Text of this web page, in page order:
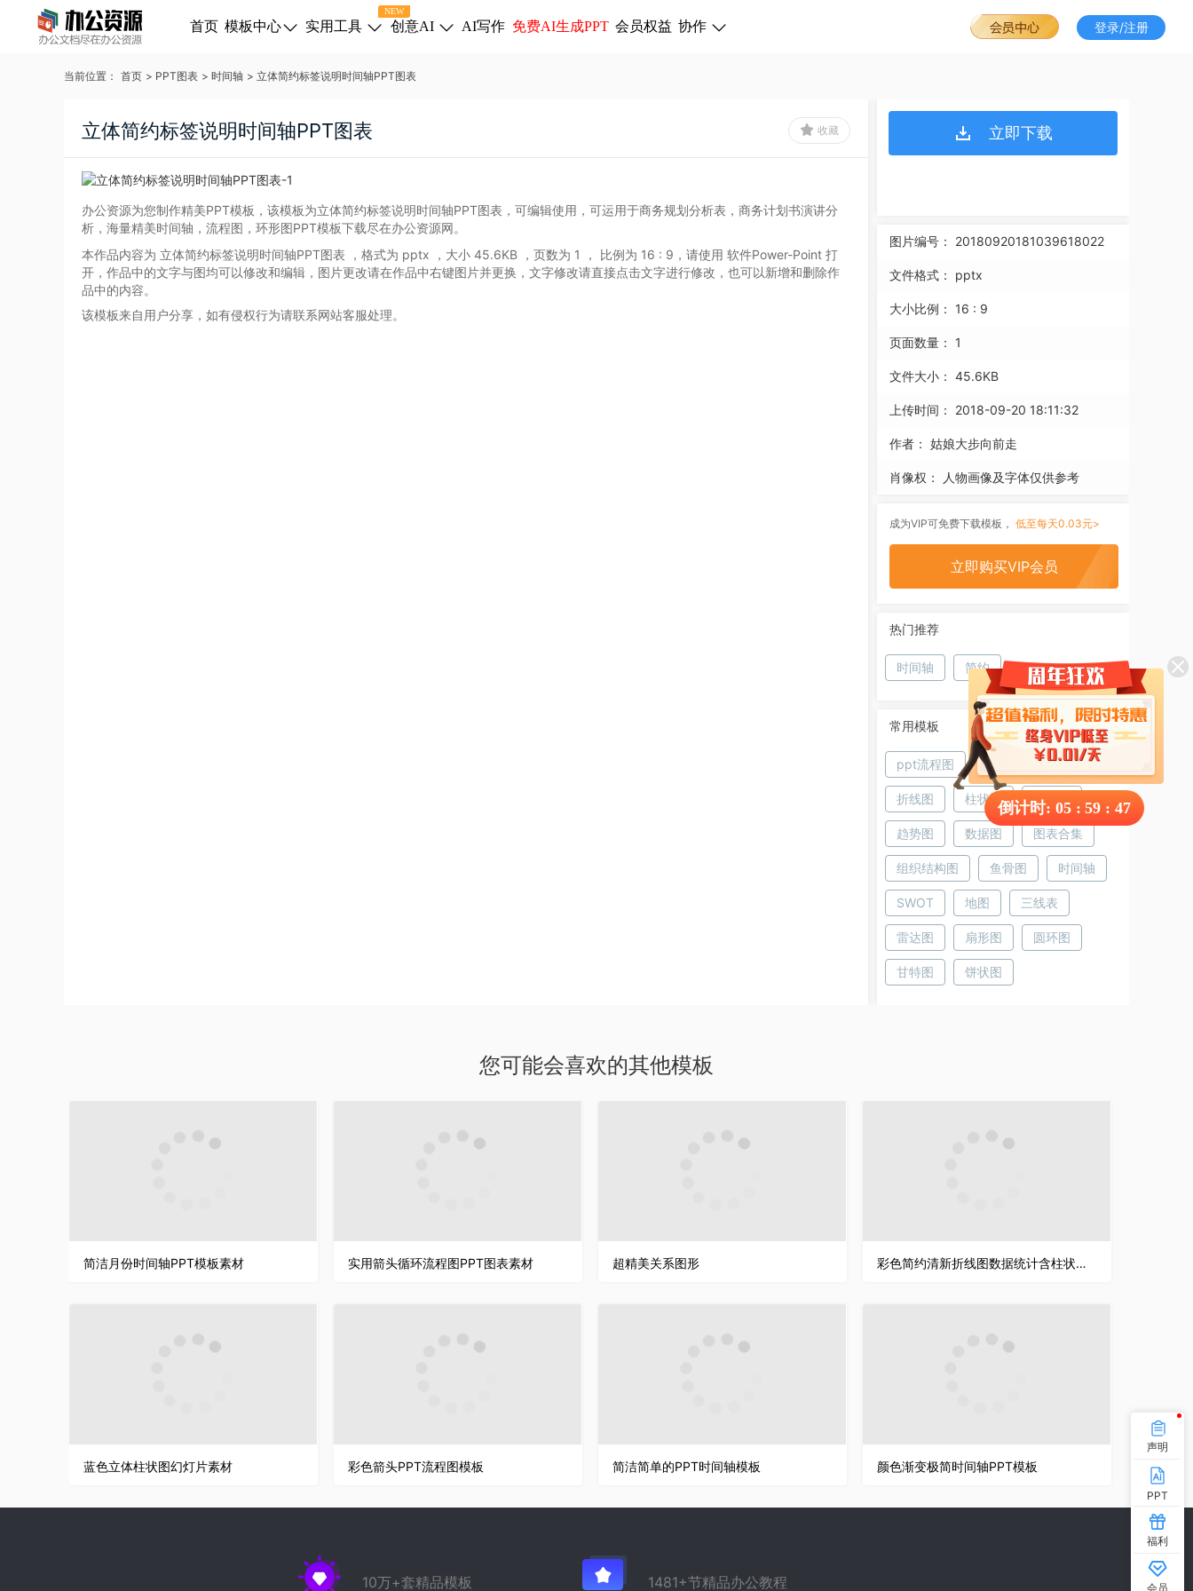
首页 模板中心
NEW
实用工具 创意AI AI写作 免费AI生成PPT 会员权益 协作 登录/注册
当前位置： 首页 > PPT图表 > 时间轴 > 立体简约标签说明时间轴PPT图表
立体简约标签说明时间轴PPT图表 收藏
办公资源为您制作精美PPT模板，该模板为立体简约标签说明时间轴PPT图表，可编辑使用，可运用于商务规划分析表，商务计划书演讲分
析，海量精美时间轴，流程图，环形图PPT模板下载尽在办公资源网。
本作品内容为 立体简约标签说明时间轴PPT图表
，格式为 pptx ，大小 45.6KB ，页数为 1 ， 比例为 16 : 9 ，请使用 软件Power-Point 打
开，作品中的文字与图均可以修改和编辑，图片更改请在作品中右键图片并更换，文字修改请直接点击文字进行修改，也可以新增和删除作
品中的内容。
该模板来自用户分享，如有侵权行为请联系网站客服处理。
立即下载
图片编号： 20180920181039618022
文件格式： pptx
大小比例： 16 : 9
页面数量： 1
文件大小： 45.6KB
上传时间： 2018-09-20 18:11:32
作者： 姑娘大步向前走
肖像权： 人物画像及字体仅供参考
成为VIP可免费下载模板， 低至每天0.03元>
立即购买VIP会员
热门推荐
时间轴 简约
常用模板
ppt流程图 饼图 条形图
折线图 柱状图 树状图
趋势图 数据图 图表合集
组织结构图 鱼骨图 时间轴
SWOT 地图 三线表
雷达图 扇形图 圆环图
甘特图 饼状图
您可能会喜欢的其他模板
简洁月份时间轴PPT模板素材 实用箭头循环流程图PPT图表素材 超精美关系图形 彩色简约清新折线图数据统计含柱状图PPT图表模板
蓝色立体柱状图幻灯片素材 彩色箭头PPT流程图模板 简洁简单的PPT时间轴模板 颜色渐变极简时间轴PPT模板
声明
PPT
福利
会员
10万+套精品模板 1481+节精品办公教程
倒计时: 05 : 59 : 47